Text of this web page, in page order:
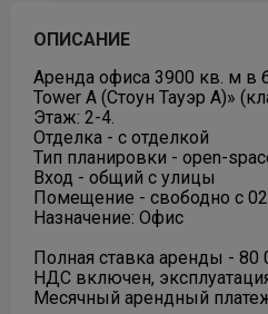
ОПИСАНИЕ
Аренда офиса 3900 кв. м в
Tower А (Стоун Тауэр А)»
Этаж: 2-4.
Отделка - с отделкой
Тип планировки - open-
Вход - общий с улицы
Помещение - свободно с
Назначение: Офис
Полная ставка аренды - 80
НДС включен,
Месячный арендный